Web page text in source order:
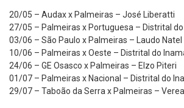
20/05 – Audax x Palmeiras – José Liberatti
27/05 – Palmeiras x Portuguesa – Distrital
03/06 – São Paulo x Palmeiras – Laudo Natel
10/06 – Palmeiras x Oeste – Distrital do
24/06 – GE Osasco x Palmeiras – Elzo Piteri
01/07 – Palmeiras x Nacional – Distrital do
29/07 – Taboão da Serra x Palmeiras –